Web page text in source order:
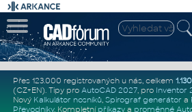
Přes 123.000 registrovaných u nás, celkem
(CZ+EN). Tipy pro AutoCAD 2027, pro Inventor
Nový Kalkulátor nosníků, Spirograf generátor a
Převodníky. Kompletní příkazya proměnné